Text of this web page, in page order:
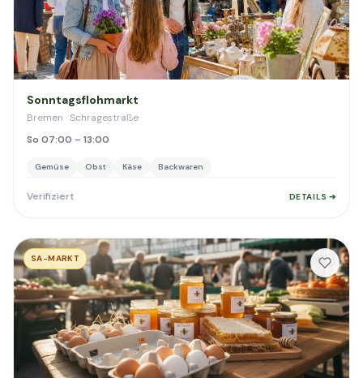
Sonntagsflohmarkt
Bremen · Schragestraße
So 07:00 – 13:00
Gemüse Obst Käse Backwaren
Verifiziert DETAILS ➔
SA-MARKT